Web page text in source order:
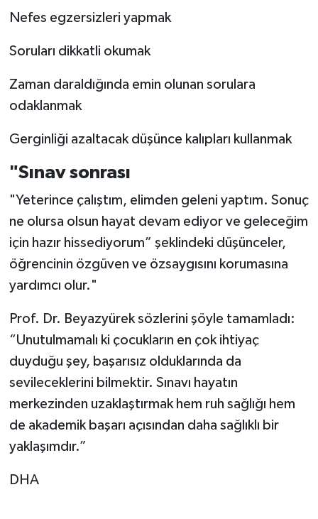
Nefes egzersizleri yapmak
Soruları dikkatli okumak
Zaman daraldığında emin olunan sorulara
odaklanmak
Gerginliği azaltacak düşünce kalıpları kullanmak
"Sınav sonrası
"Yeterince çalıştım, elimden geleni yaptım. Sonuç
ne olursa olsun hayat devam ediyor ve geleceğim
için hazır hissediyorum” şeklindeki düşünceler,
öğrencinin özgüven ve özsaygısını korumasına
yardımcı olur."
Prof. Dr. Beyazyürek sözlerini şöyle tamamladı:
“Unutulmamalı ki çocukların en çok ihtiyaç
duyduğu şey, başarısız olduklarında da
sevileceklerini bilmektir. Sınavı hayatın
merkezinden uzaklaştırmak hem ruh sağlığı hem
de akademik başarı açısından daha sağlıklı bir
yaklaşımdır.”
DHA